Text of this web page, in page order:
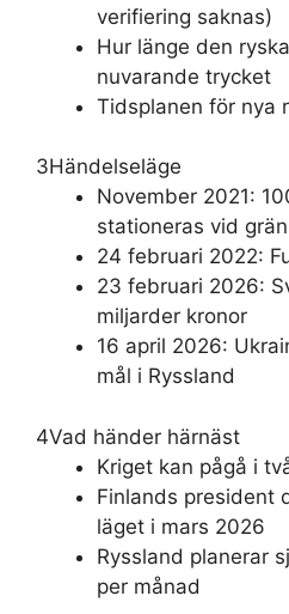
verifiering saknas)
Hur länge den
nuvarande trycket
Tidsplanen för nya
3Händelseläge
November 2021:
stationeras vid
24 februari 2022:
23 februari 2026:
miljarder kronor
16 april 2026:
mål i Ryssland
4Vad händer härnäst
Kriget kan pågå i
Finlands president
läget i mars 2026
Ryssland planerar
per månad